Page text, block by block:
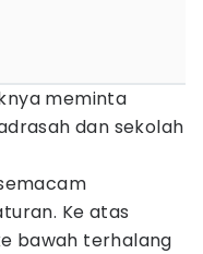
meminta
dan sekolah
Ke atas
bawah terhalang